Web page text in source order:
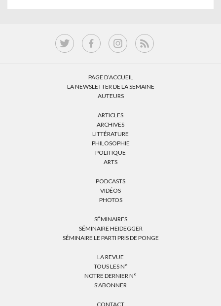
PAGE D’ACCUEIL
LA NEWSLETTER DE LA SEMAINE
AUTEURS
ARTICLES
ARCHIVES
LITTÉRATURE
PHILOSOPHIE
POLITIQUE
ARTS
PODCASTS
VIDÉOS
PHOTOS
SÉMINAIRES
SÉMINAIRE HEIDEGGER
SÉMINAIRE LE PARTI PRIS DE PONGE
LA REVUE
TOUS LES N°
NOTRE DERNIER N°
S’ABONNER
CONTACT